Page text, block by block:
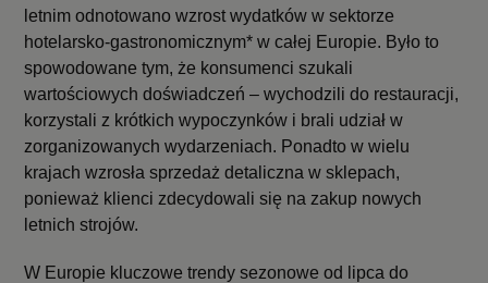
letnim odnotowano wzrost wydatków w sektorze
hotelarsko-gastronomicznym* w całej Europie. Było to
spowodowane tym, że konsumenci szukali
wartościowych doświadczeń – wychodzili do restauracji,
korzystali z krótkich wypoczynków i brali udział w
zorganizowanych wydarzeniach. Ponadto w wielu
krajach wzrosła sprzedaż detaliczna w sklepach,
ponieważ klienci zdecydowali się na zakup nowych
letnich strojów.
W Europie kluczowe trendy sezonowe od lipca do